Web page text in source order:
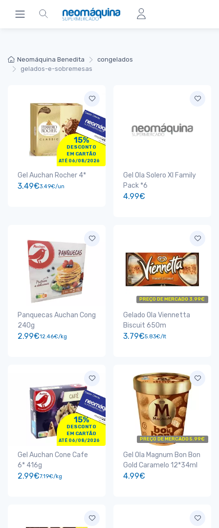
Neomáquina Benedita
congelados
gelados-e-sobremesas
15%
DESCONTO
EM CARTÃO
ATÉ 06/08/2026
Gel Auchan Rocher 4*
3.49€3.49€/un
Gel Ola Solero Xl Family
Pack *6
4.99€
Panquecas Auchan Cong
240g
2.99€12.46€/kg
PREÇO DE MERCADO 3.99€
Gelado Ola Viennetta
Biscuit 650m
3.79€5.83€/lt
15%
DESCONTO
EM CARTÃO
ATÉ 06/08/2026
Gel Auchan Cone Cafe
6* 416g
2.99€7.19€/kg
PREÇO DE MERCADO 5.99€
Gel Ola Magnum Bon Bon
Gold Caramelo 12*34ml
4.99€